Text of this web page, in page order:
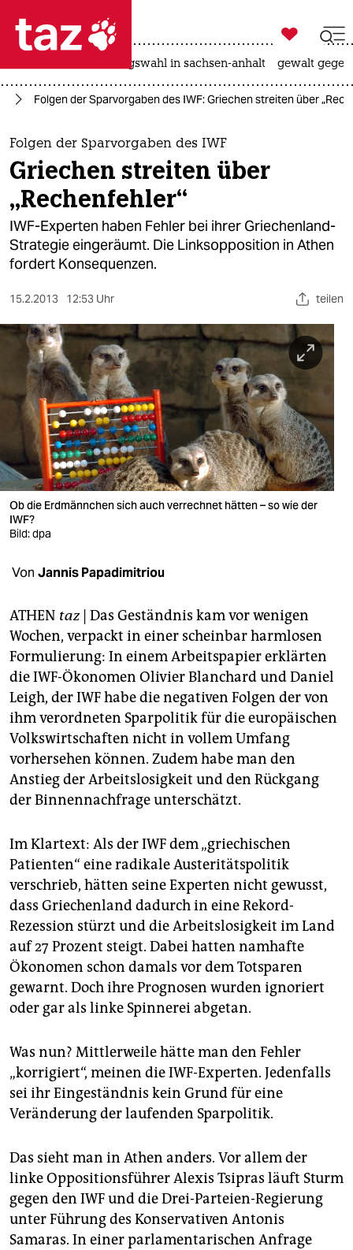
 taz zahl ich
taz zahl ich
themen
politik
öko
gesellschaft
sport
berlin
nord
wahrheit
verlag
verlag
veranstaltungen
unterstützen
abo
genossenschaft
epaper login

taz zahl ich
landtagswahl in sachsen-anhalt gewalt
Folgen der Sparvorgaben des IWF: Griechen streiten über
Folgen der Sparvorgaben des IWF
Griechen streiten über
„Rechenfehler“
IWF-Experten haben Fehler bei ihrer Griechenland-
Strategie eingeräumt. Die Linksopposition in Athen
fordert Konsequenzen.
15.2.2013 12:53 Uhr teilen
Ob die Erdmännchen sich auch verrechnet hätten – so wie der
IWF?
Bild: dpa
Von Jannis Papadimitriou
ATHEN taz| Das Geständnis kam vor wenigen
Wochen, verpackt in einer scheinbar harmlosen
Formulierung: In einem Arbeitspapier erklärten
die IWF-Ökonomen Olivier Blanchard und Daniel
Leigh, der IWF habe die negativen Folgen der von
ihm verordneten Sparpolitik für die europäischen
Volkswirtschaften nicht in vollem Umfang
vorhersehen können. Zudem habe man den
Anstieg der Arbeitslosigkeit und den Rückgang
der Binnennachfrage unterschätzt.
Im Klartext: Als der IWF dem „griechischen
Patienten“ eine radikale Austeritätspolitik
verschrieb, hätten seine Experten nicht gewusst,
dass Griechenland dadurch in eine Rekord-
Rezession stürzt und die Arbeitslosigkeit im Land
auf 27 Prozent steigt. Dabei hatten namhafte
Ökonomen schon damals vor dem Totsparen
gewarnt. Doch ihre Prognosen wurden ignoriert
oder gar als linke Spinnerei abgetan.
Was nun? Mittlerweile hätte man den Fehler
„korrigiert“, meinen die IWF-Experten. Jedenfalls
sei ihr Eingeständnis kein Grund für eine
Veränderung der laufenden Sparpolitik.
Das sieht man in Athen anders. Vor allem der
linke Oppositionsführer Alexis Tsipras läuft Sturm
gegen den IWF und die Drei-Parteien-Regierung
unter Führung des Konservativen Antonis
Samaras. In einer parlamentarischen Anfrage